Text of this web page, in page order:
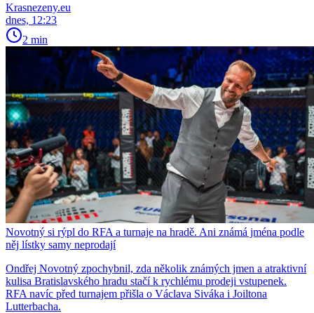
Krasnezeny.eu
dnes, 12:23
2 min
Novotný si rýpl do RFA a turnaje na hradě. Ani známá jména podle
něj lístky samy neprodají
Ondřej Novotný zpochybnil, zda několik známých jmen a atraktivní
kulisa Bratislavského hradu stačí k rychlému prodeji vstupenek.
RFA navíc před turnajem přišla o Václava Siváka i Joiltona
Lutterbacha.